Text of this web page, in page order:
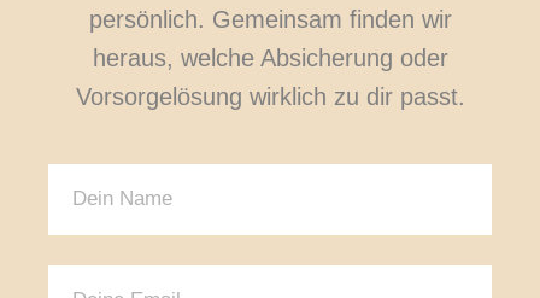
persönlich. Gemeinsam finden wir
heraus, welche Absicherung oder
Vorsorgelösung wirklich zu dir passt.